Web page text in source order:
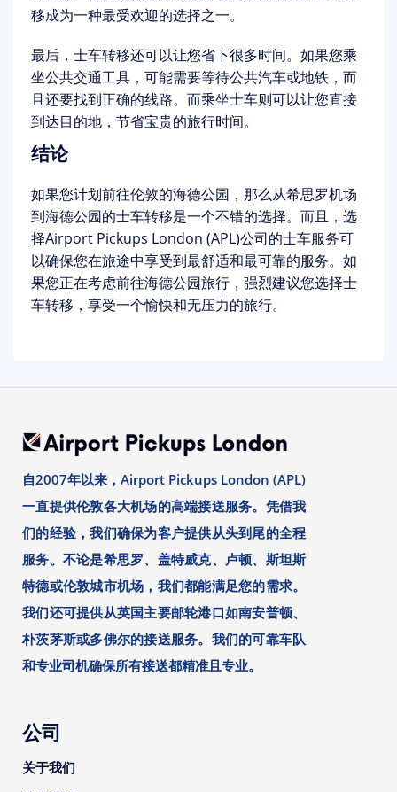
移成为一种最受欢迎的选择之一。
最后，士车转移还可以让您省下很多时间。如果您乘
坐公共交通工具，可能需要等待公共汽车或地铁，而
且还要找到正确的线路。而乘坐士车则可以让您直接
到达目的地，节省宝贵的旅行时间。
结论
如果您计划前往伦敦的海德公园，那么从希思罗机场
到海德公园的士车转移是一个不错的选择。而且，选
择Airport Pickups London (APL)公司的士车服务可
以确保您在旅途中享受到最舒适和最可靠的服务。如
果您正在考虑前往海德公园旅行，强烈建议您选择士
车转移，享受一个愉快和无压力的旅行。
自2007年以来，Airport Pickups London (APL)
一直提供伦敦各大机场的高端接送服务。凭借我
们的经验，我们确保为客户提供从头到尾的全程
服务。不论是希思罗、盖特威克、卢顿、斯坦斯
特德或伦敦城市机场，我们都能满足您的需求。
我们还可提供从英国主要邮轮港口如南安普顿、
朴茨茅斯或多佛尔的接送服务。我们的可靠车队
和专业司机确保所有接送都精准且专业。
公司
关于我们